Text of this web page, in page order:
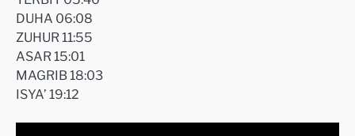
DUHA 06:08
ZUHUR 11:55
ASAR 15:01
MAGRIB 18:03
ISYA’ 19:12